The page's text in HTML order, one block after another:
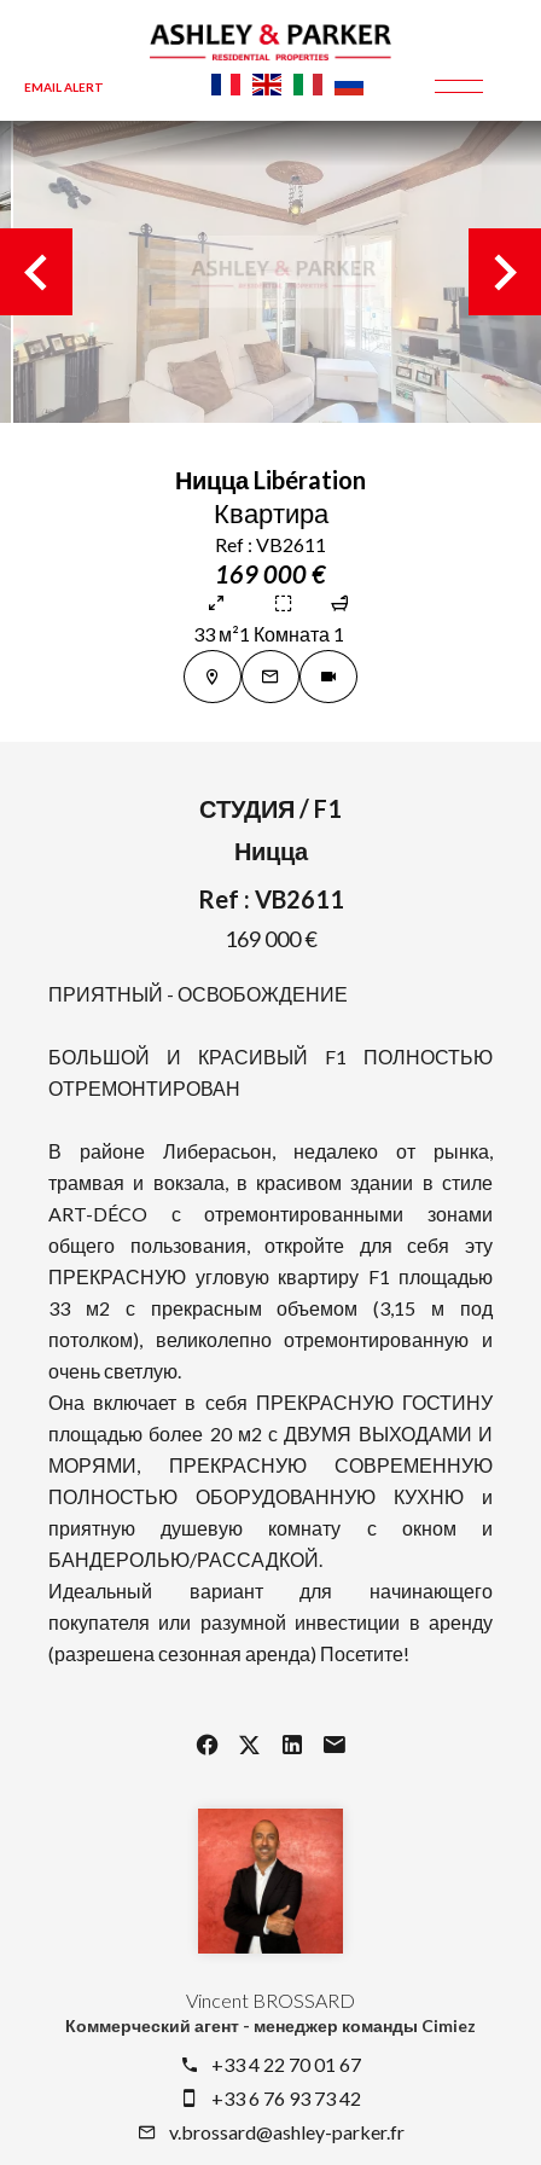
EMAIL ALERT
НиццаLibération
Квартира
Ref : VB2611
169 000 €
33 м²1 Комната 1
Vincent BROSSARD
Коммерческий агент - менеджер команды Cimiez
+33 4 22 70 01 67
+33 6 76 93 73 42
v.brossard@ashley-parker.fr
СТУДИЯ / F1
Ницца
Ref : VB2611
169 000 €
ПРИЯТНЫЙ - ОСВОБОЖДЕНИЕ
БОЛЬШОЙ И КРАСИВЫЙ F1 ПОЛНОСТЬЮ
ОТРЕМОНТИРОВАН
В районе Либерасьон, недалеко от рынка,
трамвая и вокзала, в красивом здании в стиле
ART-DÉCO с отремонтированными зонами
общего пользования, откройте для себя эту
ПРЕКРАСНУЮ угловую квартиру F1 площадью
33 м2 с прекрасным объемом (3,15 м под
потолком), великолепно отремонтированную и
очень светлую.
Она включает в себя ПРЕКРАСНУЮ ГОСТИНУ
площадью более 20 м2 с ДВУМЯ ВЫХОДАМИ И
МОРЯМИ, ПРЕКРАСНУЮ СОВРЕМЕННУЮ
ПОЛНОСТЬЮ ОБОРУДОВАННУЮ КУХНЮ и
приятную душевую комнату с окном и
БАНДЕРОЛЬЮ/РАССАДКОЙ.
Идеальный вариант для начинающего
покупателя или разумной инвестиции в аренду
(разрешена сезонная аренда) Посетите!